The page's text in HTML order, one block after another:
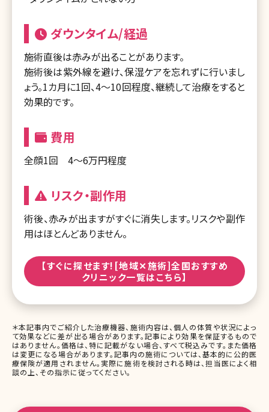
ダウンタイム/経過
施術直後は赤みが出ることがあります。
施術後は紫外線を避け、保湿ケアを忘れずに行いまし
ょう。1カ月に1回、4～10回程度、継続して治療をすると
効果的です。
費用
全顔1回 4〜6万円程度
リスク・副作用
術後、赤みが出ますがすぐに消失します。リスクや副作
用はほとんどありません。
【すぐに探せます![地域✕施術]全国おすすめ
クリニック一覧はこちら】
＊本記事内でご紹介した治療機器、施術内容は、個人の体質や状況によっ
て効果などに差が出る場合があります。記事により効果を保証するもので
はありません。価格は、特に記載がない場合、すべて税込みです。また価格
は変更になる場合があります。記事内の施術については、基本的に公的医
療保険が適用されません。実際に施術を検討される時は、担当医によく相
談の上、その指示に従ってください。